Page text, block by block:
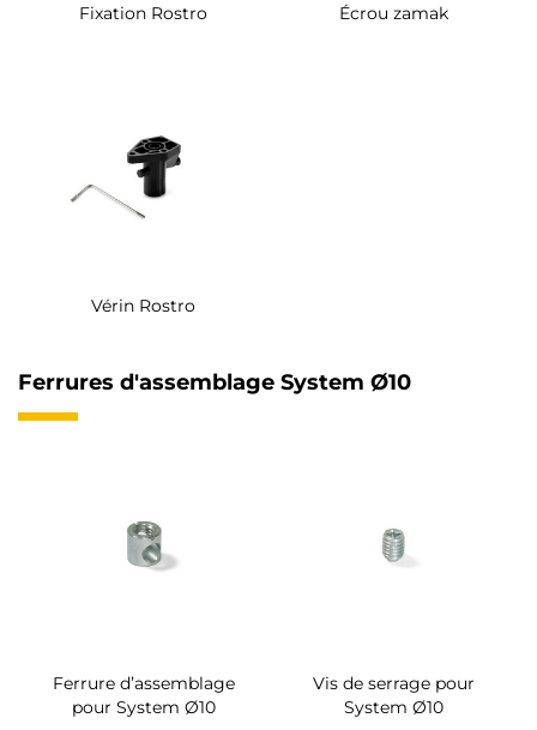
Fixation Rostro Écrou zamak
Vérin Rostro
Ferrures d'assemblage System Ø10
Ferrure d’assemblage
pour System Ø10
Vis de serrage pour
System Ø10